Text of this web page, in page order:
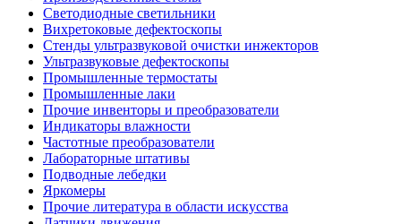
Светодиодные светильники
Вихретоковые дефектоскопы
Стенды ультразвуковой очистки инжекторов
Ультразвуковые дефектоскопы
Промышленные термостаты
Промышленные лаки
Прочие инвенторы и преобразователи
Индикаторы влажности
Частотные преобразователи
Лабораторные штативы
Подводные лебедки
Яркомеры
Прочие литература в области искусства